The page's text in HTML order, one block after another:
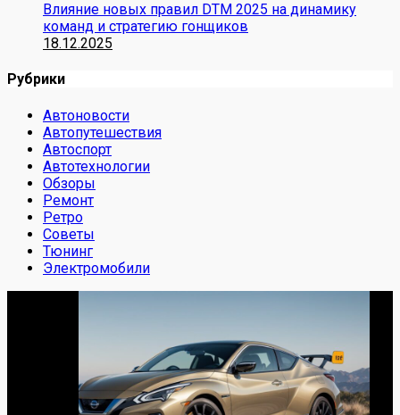
Влияние новых правил DTM 2025 на динамику
команд и стратегию гонщиков
18.12.2025
Рубрики
Автоновости
Автопутешествия
Автоспорт
Автотехнологии
Обзоры
Ремонт
Ретро
Советы
Тюнинг
Электромобили